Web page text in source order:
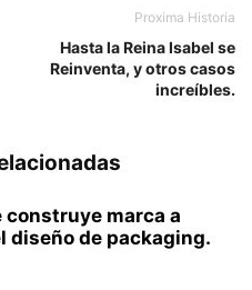
Proxima Historia
Hasta la Reina Isabel se
Reinventa, y otros casos
increíbles.
construye marca a
diseño de packaging.